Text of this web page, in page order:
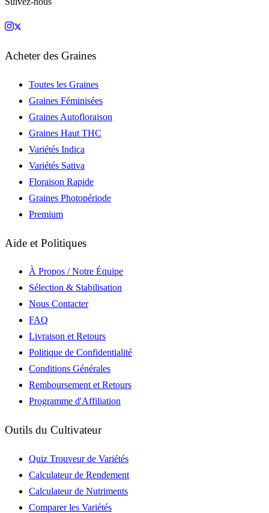
Acheter des Graines
Toutes les Graines
Graines Féminisées
Graines Autofloraison
Graines Haut THC
Variétés Indica
Variétés Sativa
Floraison Rapide
Graines Photopériode
Premium
Aide et Politiques
À Propos / Notre Équipe
Sélection & Stabilisation
Nous Contacter
FAQ
Livraison et Retours
Politique de Confidentialité
Conditions Générales
Remboursement et Retours
Programme d'Affiliation
Outils du Cultivateur
Quiz Trouveur de Variétés
Calculateur de Rendement
Calculateur de Nutriments
Comparer les Variétés